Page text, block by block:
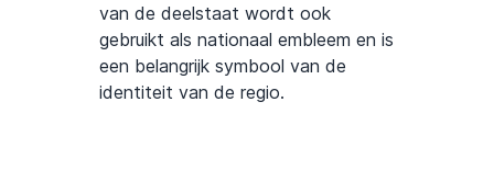
van de deelstaat wordt ook
gebruikt als nationaal embleem en is
een belangrijk symbool van de
identiteit van de regio.